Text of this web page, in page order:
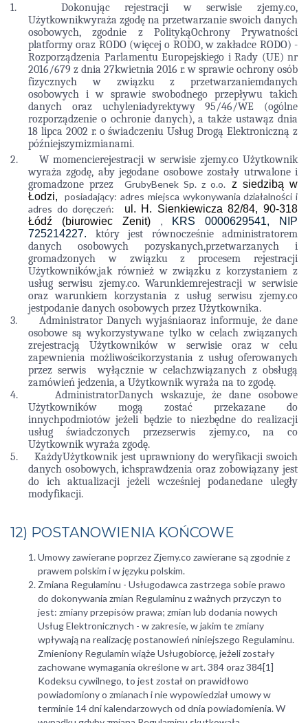
1. Dokonując rejestracji w serwisie zjemy.co,
Użytkownikwyraża zgodę na przetwarzanie swoich danych
osobowych, zgodnie z PolitykąOchrony Prywatności
platformy oraz RODO (więcej o RODO, w zakładce RODO) -
Rozporządzenia Parlamentu Europejskiego i Rady (UE) nr
2016/679 z dnia 27kwietnia 2016 r. w sprawie ochrony osób
fizycznych w związku z przetwarzaniemdanych
osobowych i w sprawie swobodnego przepływu takich
danych oraz uchyleniadyrektywy 95/46/WE (ogólne
rozporządzenie o ochronie danych), a także ustawąz dnia
18 lipca 2002 r. o świadczeniu Usług Drogą Elektroniczną z
późniejszymizmianami.
2.
W momencierejestracji w serwisie zjemy.co Użytkownik
wyraża zgodę, aby jegodane osobowe zostały utrwalone i
gromadzone przez
GrubyBenek Sp. z o.o. z siedzibą w
Łodzi,
posiadający: adres miejsca wykonywania działalności i
adres do doręczeń:
ul. H. Sienkiewicza 82/84, 90-318
Łódź (biurowiec Zenit) ,
KRS 0000629541, NIP
725214227. który jest równocześnie administratorem
danych osobowych pozyskanych,przetwarzanych i
gromadzonych w związku z procesem rejestracji
Użytkowników,jak również w związku z korzystaniem z
usług serwisu zjemy.co. Warunkiemrejestracji w serwisie
oraz warunkiem korzystania z usług serwisu zjemy.co
jestpodanie danych osobowych przez Użytkownika.
3. Administrator Danychwyjaśniaoraz informuje, że dane
osobowe są wykorzystywane tylko w celach związanych
zrejestracją Użytkowników w serwisie oraz w celu
zapewnienia możliwościkorzystania z usług oferowanych
przez serwis wyłącznie w celachzwiązanych z obsługą
zamówień jedzenia, a Użytkownik wyraża na to zgodę.
4.
AdministratorDanych wskazuje, że dane osobowe
Użytkowników mogą zostać przekazane do
innychpodmiotów jeżeli będzie to niezbędne do realizacji
usług świadczonych przezserwis zjemy.co, na co
Użytkownik wyraża zgodę.
5.
KażdyUżytkownik jest uprawniony do weryfikacji swoich
danych osobowych, ichsprawdzenia oraz zobowiązany jest
do ich aktualizacji jeżeli wcześniej podanedane uległy
modyfikacji.
12) POSTANOWIENIA KOŃCOWE
Umowy zawierane poprzez Zjemy.co zawierane są zgodnie z
prawem polskim i w języku polskim.
Zmiana Regulaminu - Usługodawca zastrzega sobie prawo
do dokonywania zmian Regulaminu z ważnych przyczyn to
jest: zmiany przepisów prawa; zmian lub dodania nowych
Usług Elektronicznych - w zakresie, w jakim te zmiany
wpływają na realizację postanowień niniejszego Regulaminu.
Zmieniony Regulamin wiąże Usługobiorcę, jeżeli zostały
zachowane wymagania określone w art. 384 oraz 384[1]
Kodeksu cywilnego, to jest został on prawidłowo
powiadomiony o zmianach i nie wypowiedział umowy w
terminie 14 dni kalendarzowych od dnia powiadomienia. W